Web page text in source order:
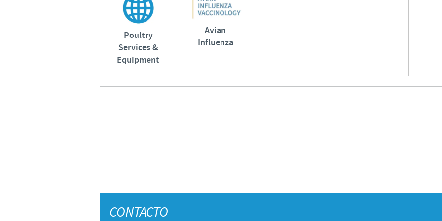
Poultry
Services &
Equipment
Avian
Influenza
CONTACTO